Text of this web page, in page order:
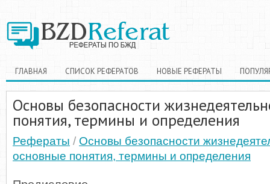
ГЛАВНАЯ СПИСОК РЕФЕРАТОВ НОВЫЕ РЕФЕРАТЫ
Основы безопасности
понятия, термины и определения
Рефераты / Основы безопасности
основные понятия, термины и определения